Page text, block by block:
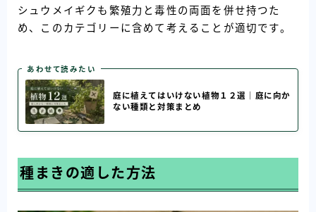
シュウメイギクも繁殖力と毒性の両面を併せ持つた
め、このカテゴリーに含めて考えることが適切です。
あわせて読みたい
庭に植えてはいけない植物１２選｜庭に向か
ない種類と対策まとめ
種まきの適した方法